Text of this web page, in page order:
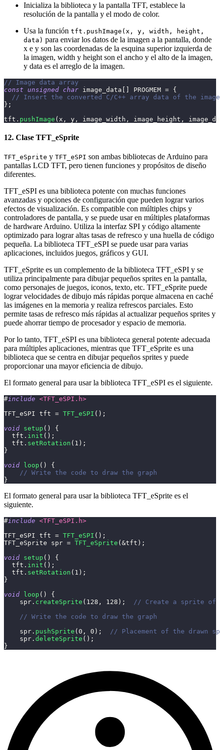
Inicializa la biblioteca y la pantalla TFT, establece la
resolución de la pantalla y el modo de color.
Usa la función tft.pushImage(x, y, width, height,
data) para enviar los datos de la imagen a la pantalla, donde
x e y son las coordenadas de la esquina superior izquierda de
la imagen, width y height son el ancho y el alto de la imagen,
y data es el arreglo de la imagen.
// Image data array
const unsigned char image_data PROGMEM = {
// Insert the converted C/C++ array data of the
} ;
tft . pushImage ( x , y , image_width , image_height ,
12. Clase TFT_eSprite
TFT_eSprite y TFT_eSPI son ambas bibliotecas de Arduino para
pantallas LCD TFT, pero tienen funciones y propósitos de diseño
diferentes.
TFT_eSPI es una biblioteca potente con muchas funciones
avanzadas y opciones de configuración que pueden lograr varios
efectos de visualización. Es compatible con múltiples chips y
controladores de pantalla, y se puede usar en múltiples plataformas
de hardware Arduino. Utiliza la interfaz SPI y código altamente
optimizado para lograr altas tasas de refresco y una huella de código
pequeña. La biblioteca TFT_eSPI se puede usar para varias
aplicaciones, incluidos juegos, gráficos y GUI.
TFT_eSprite es un complemento de la biblioteca TFT_eSPI y se
utiliza principalmente para dibujar pequeños sprites en la pantalla,
como personajes de juegos, iconos, texto, etc. TFT_eSprite puede
lograr velocidades de dibujo más rápidas porque almacena en caché
las imágenes en la memoria y realiza refrescos parciales. Esto
permite tasas de refresco más rápidas al actualizar pequeños sprites y
puede ahorrar tiempo de procesador y espacio de memoria.
Por lo tanto, TFT_eSPI es una biblioteca general potente adecuada
para múltiples aplicaciones, mientras que TFT_eSprite es una
biblioteca que se centra en dibujar pequeños sprites y puede
proporcionar una mayor eficiencia de dibujo.
El formato general para usar la biblioteca TFT_eSPI es el siguiente.
#include <TFT_eSPI.h>
TFT_eSPI tft = TFT_eSPI ( ) ;
void setup ( )
{
  tft
. init ( ) ;
  tft
. setRotation ( 1 ) ;
}
void
loop ( )
{
// Write the code to draw the graph
}
El formato general para usar la biblioteca TFT_eSprite es el
siguiente.
#include <TFT_eSPI.h>
TFT_eSPI tft = TFT_eSPI ( ) ;
TFT_eSprite spr = TFT_eSprite ( &tft ) ;
void setup ( )
{
  tft
. init ( ) ;
  tft
. setRotation ( 1 ) ;
}
void
loop ( )
{
    spr
. createSprite ( 128 , 128 ) ;
// Create a sprite of
// Write the code to draw the graph
    spr
. pushSprite ( 0 , 0 ) ;
// Placement of the drawn
    spr
. deleteSprite ( ) ;
}